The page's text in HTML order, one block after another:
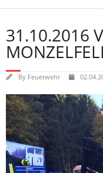
31.10.2016
By Feuerwehr